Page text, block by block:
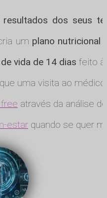
dos seus
um plano nutricional
vida de 14 dias feito à
uma visita ao médico.
através da análise
estarquando se quer